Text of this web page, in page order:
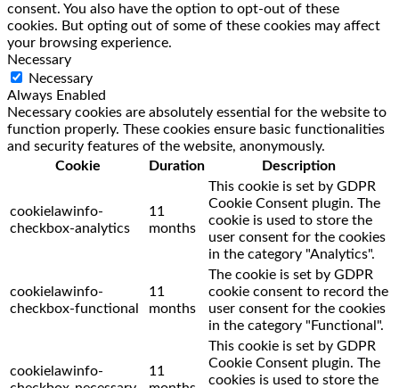
consent. You also have the option to opt-out of these
cookies. But opting out of some of these cookies may affect
your browsing experience.
Necessary
Necessary
Always Enabled
Necessary cookies are absolutely essential for the website to
function properly. These cookies ensure basic functionalities
and security features of the website, anonymously.
Cookie
Duration Description
cookielawinfo-
checkbox-analytics
11
months
This cookie is set by GDPR
Cookie Consent plugin. The
cookie is used to store the
user consent for the cookies
in the category "Analytics".
cookielawinfo-
checkbox-functional
11
months
The cookie is set by GDPR
cookie consent to record the
user consent for the cookies
in the category "Functional".
cookielawinfo-
11
This cookie is set by GDPR
Cookie Consent plugin. The
cookies is used to store the